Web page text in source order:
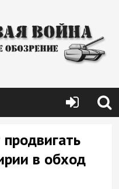
в обход